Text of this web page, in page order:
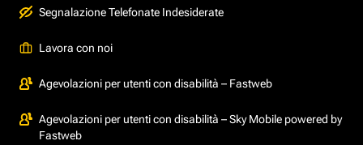
Segnalazione Telefonate Indesiderate
Lavora con noi
Agevolazioni per utenti con disabilità – Fastweb
Agevolazioni per utenti con disabilità – Sky Mobile powered by
Fastweb